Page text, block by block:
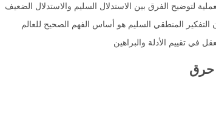
لتوضيح الفرق بين الاستدلال السليم والاستدلال الضعيف
المنطقي السليم هو أساس الفهم الصحيح للعالم
في تقييم الأدلة والبراهين
حرق